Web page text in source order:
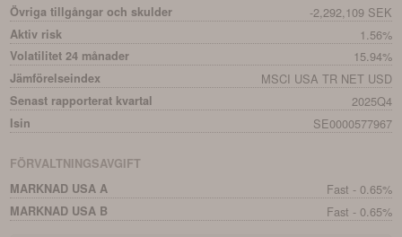
Övriga tillgångar och skulder -2,292,109 SEK
Aktiv risk 1.56%
Volatilitet 24 månader 15.94%
Jämförelseindex MSCI USA TR NET USD
Senast rapporterat kvartal 2025Q4
Isin SE0000577967
FÖRVALTNINGSAVGIFT
MARKNAD USA A
Fast - 0.65%
MARKNAD USA B Fast - 0.65%